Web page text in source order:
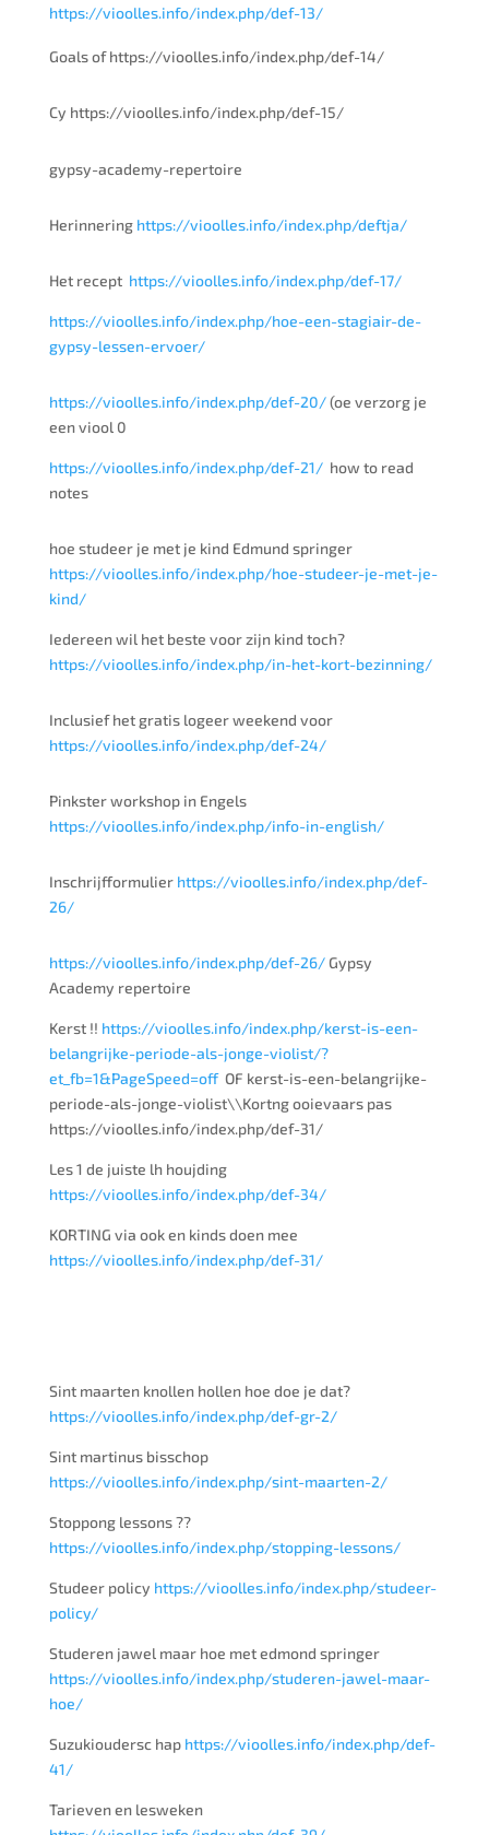
https://vioolles.info/index.php/def-13/
Goals of https://vioolles.info/index.php/def-14/
Cy https://vioolles.info/index.php/def-15/
gypsy-academy-repertoire
Herinnering https://vioolles.info/index.php/deftja/
Het recept https://vioolles.info/index.php/def-17/
https://vioolles.info/index.php/hoe-een-stagiair-de-
gypsy-lessen-ervoer/
https://vioolles.info/index.php/def-20/(oe verzorg je
een viool 0
https://vioolles.info/index.php/def-21/ how to read
notes
hoe studeer je met je kind Edmund springer
https://vioolles.info/index.php/hoe-studeer-je-met-je-
kind/
Iedereen wil het beste voor zijn kind toch?
https://vioolles.info/index.php/in-het-kort-bezinning/
Inclusief het gratis logeer weekend voor
https://vioolles.info/index.php/def-24/
Pinkster workshop in Engels
https://vioolles.info/index.php/info-in-english/
Inschrijfformulier https://vioolles.info/index.php/def-
26/
https://vioolles.info/index.php/def-26/Gypsy
Academy repertoire
Kerst !! https://vioolles.info/index.php/kerst-is-een-
belangrijke-periode-als-jonge-violist/?
et_fb=1&PageSpeed=off OF kerst-is-een-belangrijke-
periode-als-jonge-violist\\Kortng ooievaars pas
https://vioolles.info/index.php/def-31/
Les 1 de juiste lh houjding
https://vioolles.info/index.php/def-34/
KORTING via ook en kinds doen mee
https://vioolles.info/index.php/def-31/
Sint maarten knollen hollen hoe doe je dat?
https://vioolles.info/index.php/def-gr-2/
Sint martinus bisschop
https://vioolles.info/index.php/sint-maarten-2/
Stoppong lessons ??
https://vioolles.info/index.php/stopping-lessons/
Studeer policy https://vioolles.info/index.php/studeer-
policy/
Studeren jawel maar hoe met edmond springer
https://vioolles.info/index.php/studeren-jawel-maar-
hoe/
Suzukioudersc hap https://vioolles.info/index.php/def-
41/
Tarieven en lesweken